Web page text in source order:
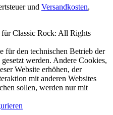
und Versandkosten,
Classic Rock: All Rights
für den technischen Betrieb der
werden. Andere Cookies,
Website erhöhen, der
mit anderen Websites
sollen, werden nur mit